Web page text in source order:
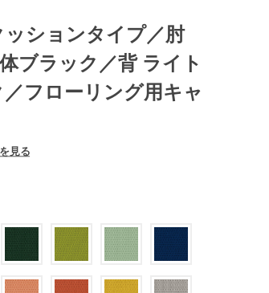
ションタイプ／肘
ブラック／背 ライト
フローリング用キャ
見る